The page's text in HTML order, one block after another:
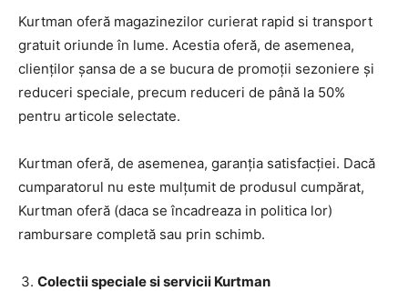
Kurtman oferă magazinezilor curierat rapid si transport
gratuit oriunde în lume. Acestia oferă, de asemenea,
clienților șansa de a se bucura de promoții sezoniere și
reduceri speciale, precum reduceri de până la 50%
pentru articole selectate.
Kurtman oferă, de asemenea, garanția satisfacției. Dacă
cumparatorul nu este mulțumit de produsul cumpărat,
Kurtman oferă (daca se încadreaza in politica lor)
rambursare completă sau prin schimb.
Colectii speciale si servicii Kurtman